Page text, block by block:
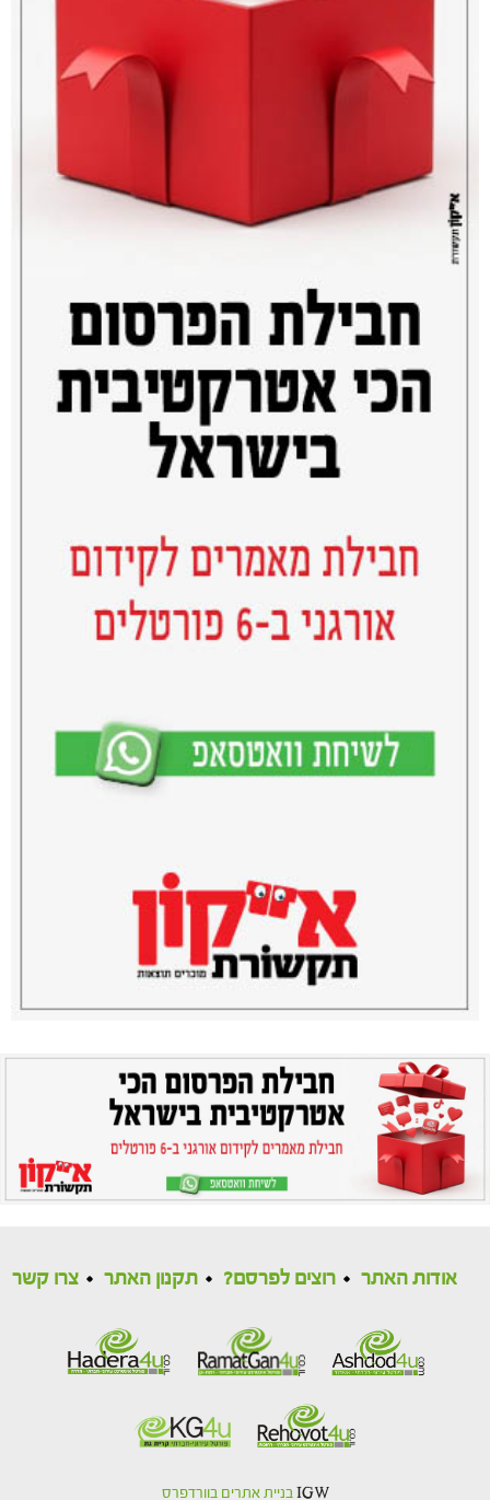
אודות האתר רוצים לפרסם? תקנון האתר צרו קשר
IGW בניית אתרים בוורדפרס